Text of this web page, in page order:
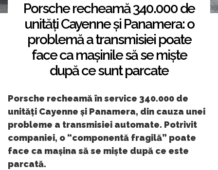
Porsche recheamă 340.000 de
unități Cayenne și Panamera: o
problemă a transmisiei poate
face ca mașinile să se miște
după ce sunt parcate
Porsche recheamă în service 340.000 de
unități Cayenne și Panamera, din cauza unei
probleme a transmisiei automate. Potrivit
companiei, o “componentă fragilă” poate
face ca mașina să se miște după ce este
parcată.